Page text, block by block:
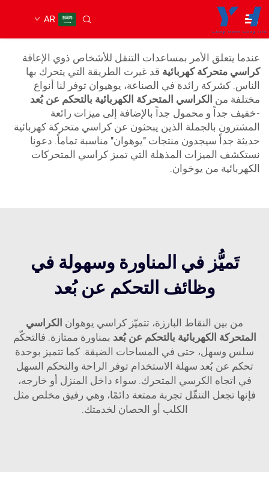
AR
كرسي متحرك كهربائي عن بُعد
عندما يتعلق الأمر بمساعدات التنقل للأشخاص ذوي الإعاقة
كراسي متحركة كهربائية قد غيرت الطريقة التي يتحرك بها
الناس. كشركة رائدة في الصناعة، يوهيوان توفر لنا أنواع
مختلفة من الكراسي المتحركة الكهربائية بالتحكم عن بُعد
-خفيف جداً و محمول جداً بالإضافة إلى ميزات رائعة
المشترون بالجملة الذين يبحثون عن كراسي متحركة كهربائية
حديثة جداً سيجدون منتجات "يوهوان" مناسبة تماماً. دعونا
نستكشف الميزات المذهلة التي تميز كراسي المتحركات
الكهربائية من يوخوان.
تَميُّز في المناورة وسهولة في
وظائف التحكم عن بُعد
من بين النقاط البارزة، تتميّز كراسي يوهوان الكراسي
المتحركة الكهربائية بالتحكم عن بُعد بمناورة ممتازة. فالتحكّم
سلس وسهل، حتى في المساحات الضيقة. كما تتميز بوحدة
تحكم عن بُعد سهلة الاستخدام توفر الراحة والتحكم السهل
في اتجاه الكرسي المتحرك. سواء داخل المنزل أو خارجه،
فإنها تجعل التنقّل تجربة ممتعة دائمًا، وهي رفيق مخلص مثل
الكلب أو الحصان لخدمتك.